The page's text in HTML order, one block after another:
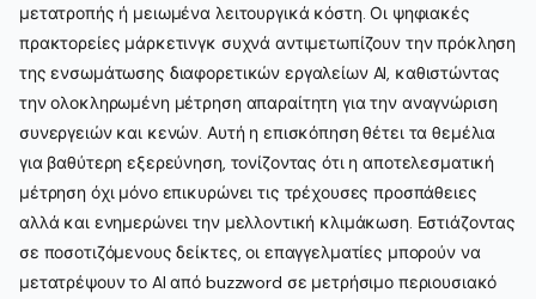
μετατροπής ή μειωμένα λειτουργικά κόστη. Οι ψηφιακές
πρακτορείες μάρκετινγκ συχνά αντιμετωπίζουν την πρόκληση
της ενσωμάτωσης διαφορετικών εργαλείων AI, καθιστώντας
την ολοκληρωμένη μέτρηση απαραίτητη για την αναγνώριση
συνεργειών και κενών. Αυτή η επισκόπηση θέτει τα θεμέλια
για βαθύτερη εξερεύνηση, τονίζοντας ότι η αποτελεσματική
μέτρηση όχι μόνο επικυρώνει τις τρέχουσες προσπάθειες
αλλά και ενημερώνει την μελλοντική κλιμάκωση. Εστιάζοντας
σε ποσοτιζόμενους δείκτες, οι επαγγελματίες μπορούν να
μετατρέψουν το AI από buzzword σε μετρήσιμο περιουσιακό